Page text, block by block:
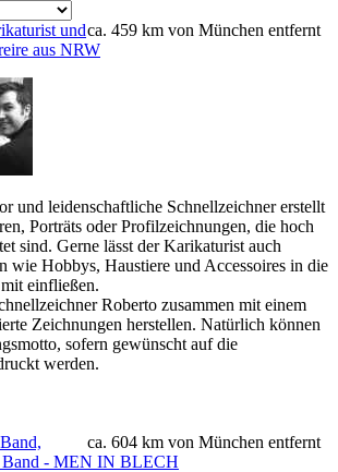
ca. 459 km von München entfernt
und
aus NRW
und leidenschaftliche Schnellzeichner erstellt
Porträts oder Profilzeichnungen, die hoch
sind. Gerne lässt der Karikaturist auch
wie Hobbys, Haustiere und Accessoires in die
einfließen.
Roberto zusammen mit einem
Zeichnungen herstellen. Natürlich können
sofern gewünscht auf die
werden.
ca. 604 km von München entfernt
Band - MEN IN BLECH